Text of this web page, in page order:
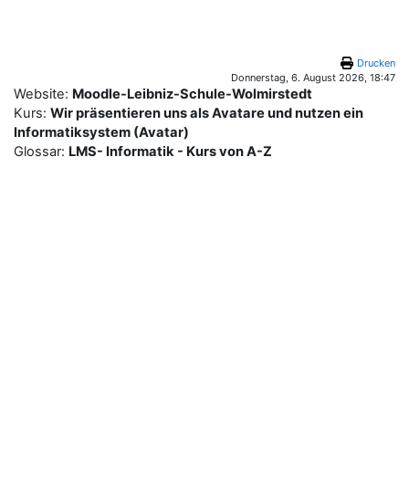
Drucken
Donnerstag, 6. August 2026, 18:47
Website: Moodle-Leibniz-Schule-Wolmirstedt
Kurs: Wir präsentieren uns als Avatare und nutzen ein
Informatiksystem (Avatar)
Glossar: LMS- Informatik - Kurs von A-Z